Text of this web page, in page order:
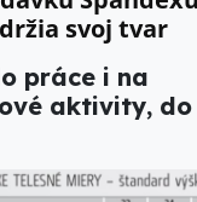
svoj tvar
práce i na
aktivity, do